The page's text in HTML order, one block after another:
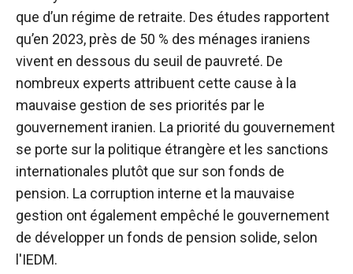
que d’un régime de retraite. Des études rapportent
qu’en 2023, près de 50 % des ménages iraniens
vivent en dessous du seuil de pauvreté. De
nombreux experts attribuent cette cause à la
mauvaise gestion de ses priorités par le
gouvernement iranien. La priorité du gouvernement
se porte sur la politique étrangère et les sanctions
internationales plutôt que sur son fonds de
pension. La corruption interne et la mauvaise
gestion ont également empêché le gouvernement
de développer un fonds de pension solide, selon
l'IEDM.